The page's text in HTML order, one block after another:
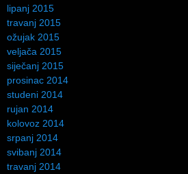
lipanj 2015
travanj 2015
ožujak 2015
veljača 2015
siječanj 2015
prosinac 2014
studeni 2014
rujan 2014
kolovoz 2014
srpanj 2014
svibanj 2014
travanj 2014